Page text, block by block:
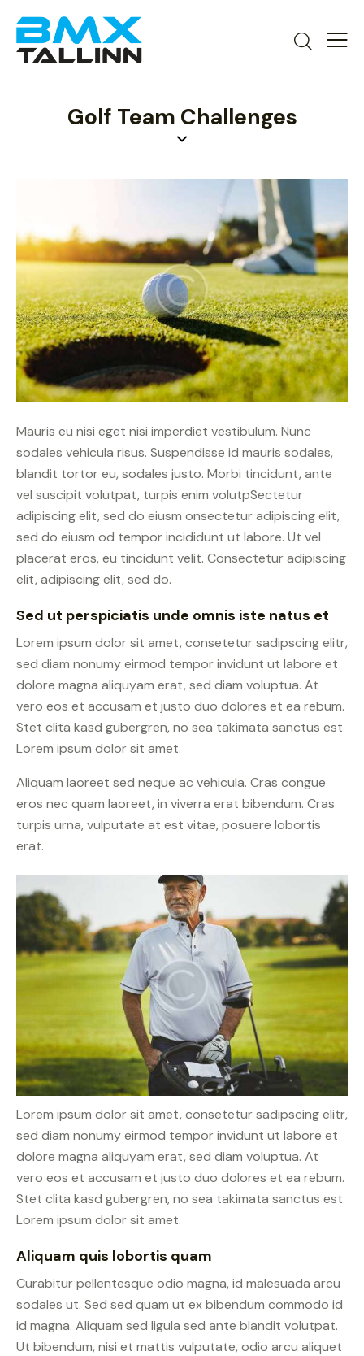
Golf Team Challenges
Mauris eu nisi eget nisi imperdiet vestibulum. Nunc
sodales vehicula risus. Suspendisse id mauris sodales,
blandit tortor eu, sodales justo. Morbi tincidunt, ante
vel suscipit volutpat, turpis enim volutpSectetur
adipiscing elit, sed do eiusm onsectetur adipiscing elit,
sed do eiusm od tempor incididunt ut labore. Ut vel
placerat eros, eu tincidunt velit. Consectetur adipiscing
elit, adipiscing elit, sed do.
Sed ut perspiciatis unde omnis iste natus et
Lorem ipsum dolor sit amet, consetetur sadipscing elitr,
sed diam nonumy eirmod tempor invidunt ut labore et
dolore magna aliquyam erat, sed diam voluptua. At
vero eos et accusam et justo duo dolores et ea rebum.
Stet clita kasd gubergren, no sea takimata sanctus est
Lorem ipsum dolor sit amet.
Aliquam laoreet sed neque ac vehicula. Cras congue
eros nec quam laoreet, in viverra erat bibendum. Cras
turpis urna, vulputate at est vitae, posuere lobortis
erat.
Lorem ipsum dolor sit amet, consetetur sadipscing elitr,
sed diam nonumy eirmod tempor invidunt ut labore et
dolore magna aliquyam erat, sed diam voluptua. At
vero eos et accusam et justo duo dolores et ea rebum.
Stet clita kasd gubergren, no sea takimata sanctus est
Lorem ipsum dolor sit amet.
Aliquam quis lobortis quam
Curabitur pellentesque odio magna, id malesuada arcu
sodales ut. Sed sed quam ut ex bibendum commodo id
id magna. Aliquam sed ligula sed ante blandit volutpat.
Ut bibendum, nisi et mattis vulputate, odio arcu aliquet